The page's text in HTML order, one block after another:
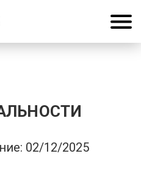
02/12/2025